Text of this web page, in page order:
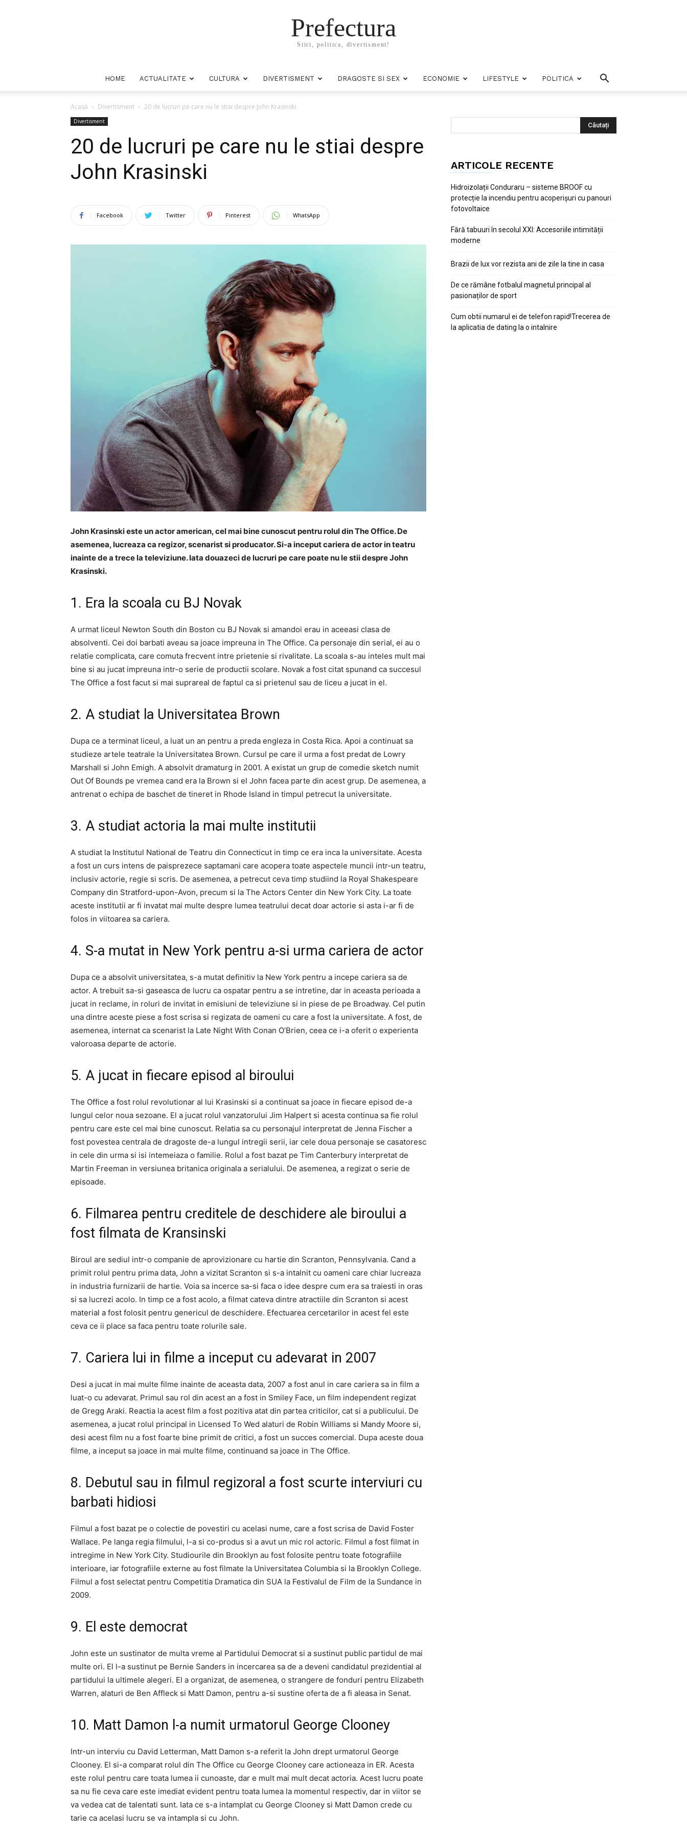
Prefectura
Stiri, politica, divertisment!
HOME ACTUALITATE CULTURA DIVERTISMENT DRAGOSTE SI SEX ECONOMIE LIFESTYLE POLITICA
Acasă Divertisment 20 de lucruri pe care nu le stiai despre John Krasinski
Divertisment
20 de lucruri pe care nu le stiai despre
John Krasinski
Facebook Twitter Pinterest WhatsApp
John Krasinski este un actor american, cel mai bine cunoscut pentru rolul din The Office. De
asemenea, lucreaza ca regizor, scenarist si producator. Si-a inceput cariera de actor in teatru
inainte de a trece la televiziune. Iata douazeci de lucruri pe care poate nu le stii despre John
Krasinski.
1. Era la scoala cu BJ Novak
A urmat liceul Newton South din Boston cu BJ Novak si amandoi erau in aceeasi clasa de
absolventi. Cei doi barbati aveau sa joace impreuna in The Office. Ca personaje din serial, ei au o
relatie complicata, care comuta frecvent intre prietenie si rivalitate. La scoala s-au inteles mult mai
bine si au jucat impreuna intr-o serie de productii scolare. Novak a fost citat spunand ca succesul
The Office a fost facut si mai suprareal de faptul ca si prietenul sau de liceu a jucat in el.
2. A studiat la Universitatea Brown
Dupa ce a terminat liceul, a luat un an pentru a preda engleza in Costa Rica. Apoi a continuat sa
studieze artele teatrale la Universitatea Brown. Cursul pe care il urma a fost predat de Lowry
Marshall si John Emigh. A absolvit dramaturg in 2001. A existat un grup de comedie sketch numit
Out Of Bounds pe vremea cand era la Brown si el John facea parte din acest grup. De asemenea, a
antrenat o echipa de baschet de tineret in Rhode Island in timpul petrecut la universitate.
3. A studiat actoria la mai multe institutii
A studiat la Institutul National de Teatru din Connecticut in timp ce era inca la universitate. Acesta
a fost un curs intens de paisprezece saptamani care acopera toate aspectele muncii intr-un teatru,
inclusiv actorie, regie si scris. De asemenea, a petrecut ceva timp studiind la Royal Shakespeare
Company din Stratford-upon-Avon, precum si la The Actors Center din New York City. La toate
aceste institutii ar fi invatat mai multe despre lumea teatrului decat doar actorie si asta i-ar fi de
folos in viitoarea sa cariera.
4. S-a mutat in New York pentru a-si urma cariera de actor
Dupa ce a absolvit universitatea, s-a mutat definitiv la New York pentru a incepe cariera sa de
actor. A trebuit sa-si gaseasca de lucru ca ospatar pentru a se intretine, dar in aceasta perioada a
jucat in reclame, in roluri de invitat in emisiuni de televiziune si in piese de pe Broadway. Cel putin
una dintre aceste piese a fost scrisa si regizata de oameni cu care a fost la universitate. A fost, de
asemenea, internat ca scenarist la Late Night With Conan O’Brien, ceea ce i-a oferit o experienta
valoroasa departe de actorie.
5. A jucat in fiecare episod al biroului
The Office a fost rolul revolutionar al lui Krasinski si a continuat sa joace in fiecare episod de-a
lungul celor noua sezoane. El a jucat rolul vanzatorului Jim Halpert si acesta continua sa fie rolul
pentru care este cel mai bine cunoscut. Relatia sa cu personajul interpretat de Jenna Fischer a
fost povestea centrala de dragoste de-a lungul intregii serii, iar cele doua personaje se casatoresc
in cele din urma si isi intemeiaza o familie. Rolul a fost bazat pe Tim Canterbury interpretat de
Martin Freeman in versiunea britanica originala a serialului. De asemenea, a regizat o serie de
episoade.
6. Filmarea pentru creditele de deschidere ale biroului a
fost filmata de Kransinski
Biroul are sediul intr-o companie de aprovizionare cu hartie din Scranton, Pennsylvania. Cand a
primit rolul pentru prima data, John a vizitat Scranton si s-a intalnit cu oameni care chiar lucreaza
in industria furnizarii de hartie. Voia sa incerce sa-si faca o idee despre cum era sa traiesti in oras
si sa lucrezi acolo. In timp ce a fost acolo, a filmat cateva dintre atractiile din Scranton si acest
material a fost folosit pentru genericul de deschidere. Efectuarea cercetarilor in acest fel este
ceva ce ii place sa faca pentru toate rolurile sale.
7. Cariera lui in filme a inceput cu adevarat in 2007
Desi a jucat in mai multe filme inainte de aceasta data, 2007 a fost anul in care cariera sa in film a
luat-o cu adevarat. Primul sau rol din acest an a fost in Smiley Face, un film independent regizat
de Gregg Araki. Reactia la acest film a fost pozitiva atat din partea criticilor, cat si a publicului. De
asemenea, a jucat rolul principal in Licensed To Wed alaturi de Robin Williams si Mandy Moore si,
desi acest film nu a fost foarte bine primit de critici, a fost un succes comercial. Dupa aceste doua
filme, a inceput sa joace in mai multe filme, continuand sa joace in The Office.
8. Debutul sau in filmul regizoral a fost scurte interviuri cu
barbati hidiosi
Filmul a fost bazat pe o colectie de povestiri cu acelasi nume, care a fost scrisa de David Foster
Wallace. Pe langa regia filmului, l-a si co-produs si a avut un mic rol actoric. Filmul a fost filmat in
intregime in New York City. Studiourile din Brooklyn au fost folosite pentru toate fotografiile
interioare, iar fotografiile externe au fost filmate la Universitatea Columbia si la Brooklyn College.
Filmul a fost selectat pentru Competitia Dramatica din SUA la Festivalul de Film de la Sundance in
2009.
9. El este democrat
John este un sustinator de multa vreme al Partidului Democrat si a sustinut public partidul de mai
multe ori. El l-a sustinut pe Bernie Sanders in incercarea sa de a deveni candidatul prezidential al
partidului la ultimele alegeri. El a organizat, de asemenea, o strangere de fonduri pentru Elizabeth
Warren, alaturi de Ben Affleck si Matt Damon, pentru a-si sustine oferta de a fi aleasa in Senat.
10. Matt Damon l-a numit urmatorul George Clooney
Intr-un interviu cu David Letterman, Matt Damon s-a referit la John drept urmatorul George
Clooney. El si-a comparat rolul din The Office cu George Clooney care actioneaza in ER. Acesta
este rolul pentru care toata lumea ii cunoaste, dar e mult mai mult decat actoria. Acest lucru poate
sa nu fie ceva care este imediat evident pentru toata lumea la momentul respectiv, dar in viitor se
va vedea cat de talentati sunt. Iata ce s-a intamplat cu George Clooney si Matt Damon crede cu
tarie ca acelasi lucru se va intampla si cu John.
ARTICOLE RECENTE
Hidroizolații Conduraru – sisteme BROOF cu
protecție la incendiu pentru acoperișuri cu panouri
fotovoltaice
Fără tabuuri în secolul XXI: Accesoriile intimității
moderne
Brazii de lux vor rezista ani de zile la tine in casa
De ce rămâne fotbalul magnetul principal al
pasionaților de sport
Cum obtii numarul ei de telefon rapid!Trecerea de
la aplicatia de dating la o intalnire